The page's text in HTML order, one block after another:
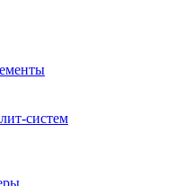
систем